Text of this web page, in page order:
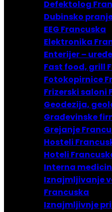
Defektolog
Dubinsko
EEG Francuska
Elektronika
Enterijer –
Fast food, grill
Fotokopirnice
Frizerski saloni
Geodezija,
Građevinske
Grejanje
Hosteli
Hoteli
Interna
Iznajmljivanje
Francuska
Iznajmljivnje